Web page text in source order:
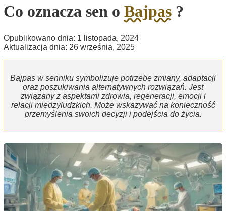
Co oznacza sen o Bajpas ?
Opublikowano dnia: 1 listopada, 2024
Aktualizacja dnia: 26 września, 2025
Bajpas w senniku symbolizuje potrzebę zmiany, adaptacji
oraz poszukiwania alternatywnych rozwiązań. Jest
związany z aspektami zdrowia, regeneracji, emocji i
relacji międzyludzkich. Może wskazywać na konieczność
przemyślenia swoich decyzji i podejścia do życia.